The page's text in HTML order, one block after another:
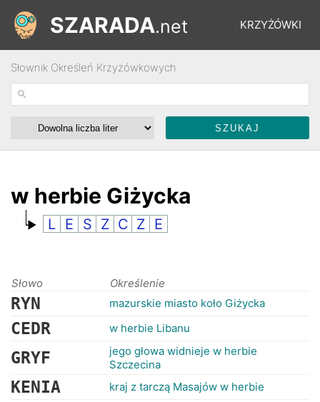
KRZYŻÓWKI
ŁAMIGŁÓWKI
SZARADA.net
Słownik Określeń Krzyżówkowych
w herbie Giżycka
L E S Z C Z E
Słowo Określenie
RYN mazurskie miasto koło Giżycka
CEDR w herbie Libanu
GRYF
jego głowa widnieje w herbie
Szczecina
KENIA kraj z tarczą Masajów w herbie